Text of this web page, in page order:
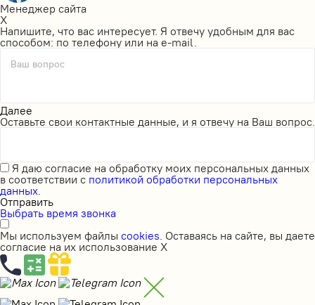
Менеджер сайта
X
Напишите, что вас интересует. Я отвечу удобным для вас
способом: по телефону или на e-mail.
Ваш вопрос
Далее
Оставьте свои контактные данные, и я отвечу на Ваш вопрос.
Я даю согласие на обработку моих персональных данных
в соответствии с политикой обработки персональных
данных.
Отправить
Выбрать время звонка
Мы используем файлы cookies . Оставаясь на сайте, вы даете
согласие на их использование X